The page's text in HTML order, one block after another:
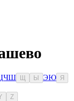
ЧШ Ы ЭЮ Я
Z